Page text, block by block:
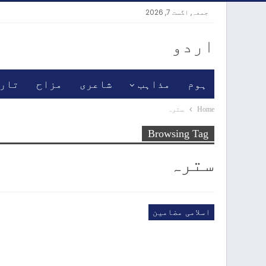
جمعہ, اگست 7, 2026
اردو
ہوم مذاہب شاعری مزاح
Home سترہ
Browsing Tag
سترہ
اسلامی مضامین